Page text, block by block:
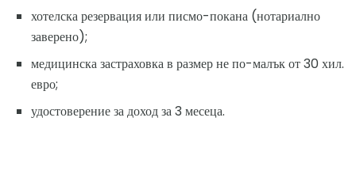
хотелска резервация или писмо-покана (нотариално
заверено);
медицинска застраховка в размер не по-малък от 30 хил.
евро;
удостоверение за доход за 3 месеца.